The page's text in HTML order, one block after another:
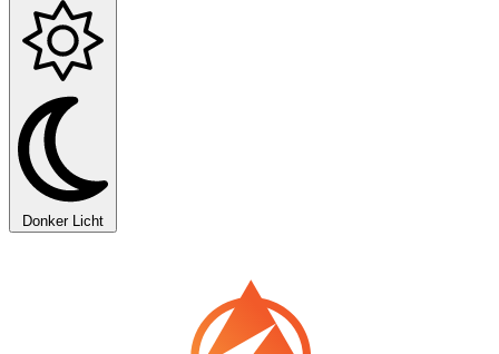
Donker Licht